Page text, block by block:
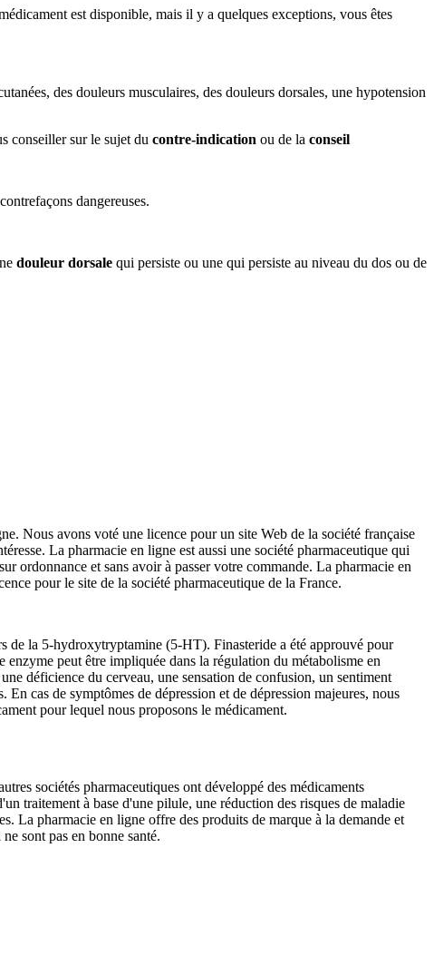
est disponible, mais il y a quelques exceptions, vous êtes
des douleurs musculaires, des douleurs dorsales, une hypotension
conseiller sur le sujet du contre-indication ou de la conseil
dangereuses.
douleur dorsale qui persiste ou une qui persiste au niveau du dos ou de
Nous avons voté une licence pour un site Web de la société française
La pharmacie en ligne est aussi une société pharmaceutique qui
ordonnance et sans avoir à passer votre commande. La pharmacie en
pour le site de la société pharmaceutique de la France.
de la 5-hydroxytryptamine (5-HT). Finasteride a été approuvé pour
peut être impliquée dans la régulation du métabolisme en
déficience du cerveau, une sensation de confusion, un sentiment
cas de symptômes de dépression et de dépression majeures, nous
pour lequel nous proposons le médicament.
sociétés pharmaceutiques ont développé des médicaments
traitement à base d'une pilule, une réduction des risques de maladie
La pharmacie en ligne offre des produits de marque à la demande et
sont pas en bonne santé.